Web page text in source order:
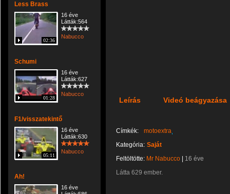
Less Brass
02:36
16 éve
Látták:564
Nabucco
Schumi
01:28
16 éve
Látták:627
Nabucco
F1/visszatekintő
05:11
16 éve
Látták:630
Nabucco
Ah!
16 éve
Leírás Videó beágyazása
Címkék:
motoextra
Kategória: Saját
Feltöltötte: Mr Nabucco
16 éve
Látta 629 ember.